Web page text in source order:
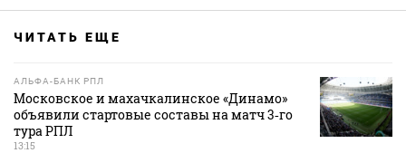
ЧИТАТЬ ЕЩЕ
АЛЬФА-БАНК РПЛ
Московское и махачкалинское «Динамо»
объявили стартовые составы на матч 3‑го
тура РПЛ
13:15